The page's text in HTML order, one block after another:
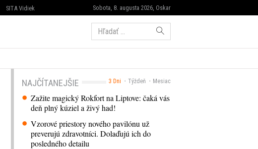
Sobota, 8. augusta 2026, Oskar
SITA Vidiek
Hľadať:
3 Dni Týždeň Mesiac
NAJČÍTANEJŠIE
Zažite magický Rokfort na Liptove: čaká vás
deň plný kúziel a živý had!
Vzorové priestory nového pavilónu už
preverujú zdravotníci. Dolaďujú ich do
posledného detailu